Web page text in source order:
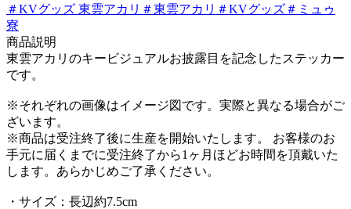
＃KVグッズ 東雲アカリ ＃東雲アカリ ＃KVグッズ＃ ミュゥ
寮
商品説明
東雲アカリのキービジュアルお披露目を記念したステッカー
です。
※それぞれの画像はイメージ図です。実際と異なる場合がご
ざいます。
※商品は受注終了後に生産を開始いたします。 お客様のお
手元に届くまでに受注終了から1ヶ月ほどお時間を頂戴いた
します。あらかじめご了承ください。
・サイズ：長辺約7.5cm